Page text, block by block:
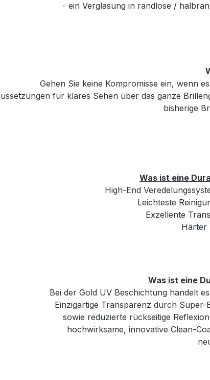
- ein Verglasung in randlose /
Gehen Sie keine Kompromisse ein, wenn
für klares Sehen über das ganze
bisherige
Was ist eine
High-End
Leichteste
Exzellente
Härter
Was ist eine
Bei der Gold UV Beschichtung handelt
Einzigartige Transparenz durch
sowie reduzierte rückseitige
hochwirksame, innovative Clean-